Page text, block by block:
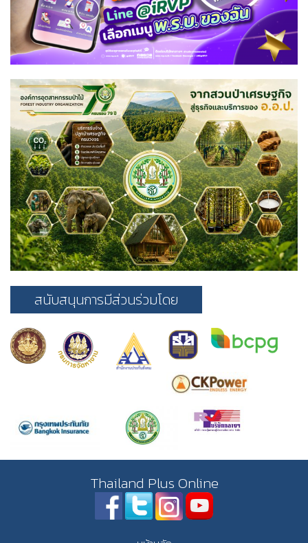
สนับสนุนการมีส่วนร่วมโดย
Thailand Plus Online